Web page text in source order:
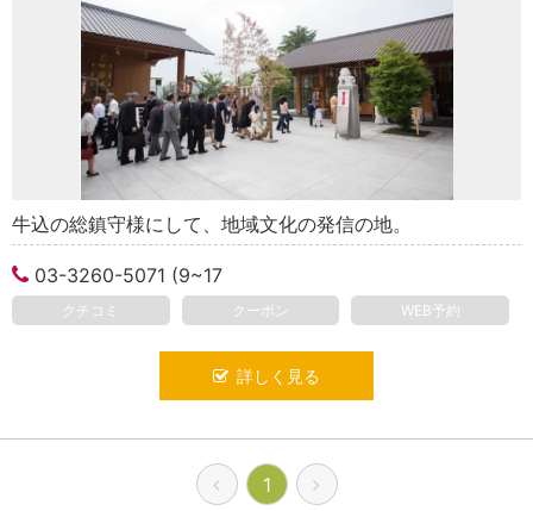
牛込の総鎮守様にして、地域文化の発信の地。
03-3260-5071 (9~17
クチコミ クーポン WEB予約
詳しく見る
1